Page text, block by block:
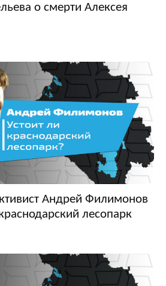
о смерти Алексея
Андрей Филимонов
лесопарк